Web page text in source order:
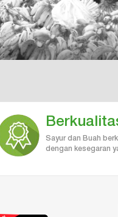
Sayur dan Buah
dengan kesegaran